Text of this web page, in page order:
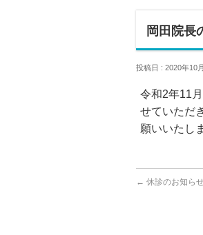
岡田院長
投稿日 : 2020年10
令和2年11
せていただ
願いいたし
← 休診のお知ら